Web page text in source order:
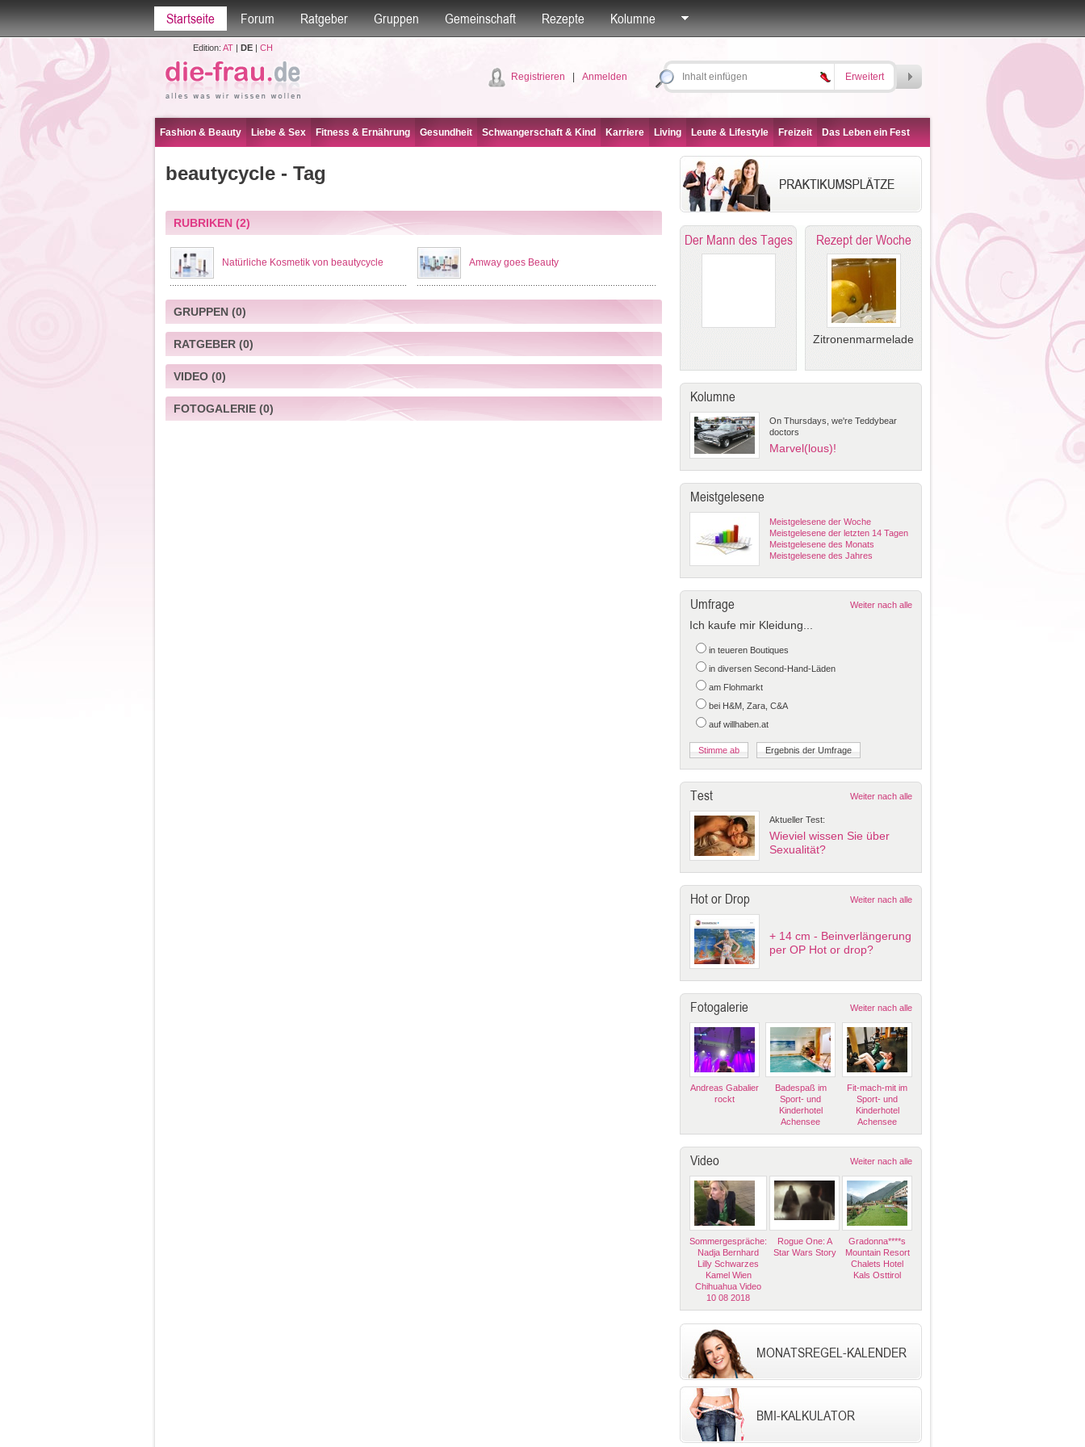
Startseite Forum Ratgeber Gruppen Gemeinschaft Rezepte Kolumne
Edition: AT| DE| CH
Registrieren Anmelden Erweitert
Fashion & Beauty Liebe & Sex Fitness & Ernährung Gesundheit Schwangerschaft & Kind Karriere Living Leute & Lifestyle Freizeit Das Leben ein Fest
beautycycle - Tag
RUBRIKEN(2)
Natürliche Kosmetik von beautycycle Amway goes Beauty
GRUPPEN(0)
RATGEBER(0)
VIDEO(0)
FOTOGALERIE(0)
Der Mann des Tages Rezept der Woche
Zitronenmarmelade
Kolumne
On Thursdays, we're Teddybear
doctors
Marvel(lous)!
Meistgelesene
Meistgelesene der Woche
Meistgelesene der letzten 14 Tagen
Meistgelesene des Monats
Meistgelesene des Jahres
Umfrage Weiter nach alle
Ich kaufe mir Kleidung...
in teueren Boutiques
in diversen Second-Hand-Läden
am Flohmarkt
bei H&M, Zara, C&A
auf willhaben.at
Test Weiter nach alle
Aktueller Test:
Wieviel wissen Sie über
Sexualität?
Hot or Drop Weiter nach alle
+ 14 cm - Beinverlängerung
per OP Hot or drop?
Fotogalerie Weiter nach alle
Andreas Gabalier
rockt
Badespaß im
Sport- und
Kinderhotel
Achensee
Fit-mach-mit im
Sport- und
Kinderhotel
Achensee
Video Weiter nach alle
Sommergespräche:
Nadja Bernhard
Lilly Schwarzes
Kamel Wien
Chihuahua Video
10 08 2018
Rogue One: A
Star Wars Story
Gradonna****s
Mountain Resort
Chalets Hotel
Kals Osttirol
MONATSREGEL-KALENDER
BMI-KALKULATOR